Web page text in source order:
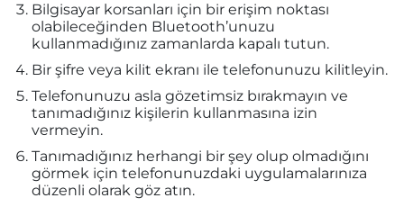
Bilgisayar korsanları için bir erişim noktası
olabileceğinden Bluetooth’unuzu
kullanmadığınız zamanlarda kapalı tutun.
Bir şifre veya kilit ekranı ile telefonunuzu kilitleyin.
Telefonunuzu asla gözetimsiz bırakmayın ve
tanımadığınız kişilerin kullanmasına izin
vermeyin.
Tanımadığınız herhangi bir şey olup olmadığını
görmek için telefonunuzdaki uygulamalarınıza
düzenli olarak göz atın.